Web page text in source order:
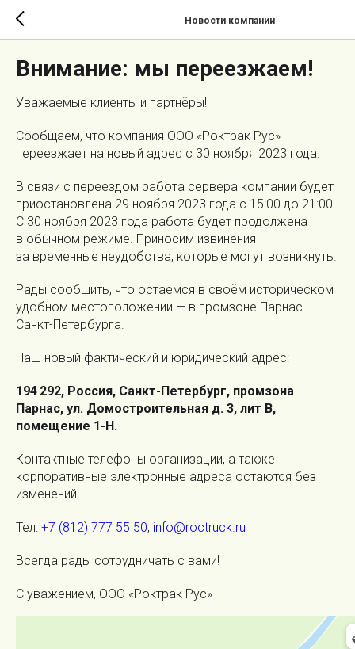
Новости компании
Внимание: мы переезжаем!
Уважаемые клиенты и партнёры!
Сообщаем, что компания ООО «Роктрак Рус»
переезжает на новый адрес с 30 ноября 2023 года.
В связи с переездом работа сервера компании будет
приостановлена 29 ноября 2023 года с 15:00 до 21:00.
С 30 ноября 2023 года работа будет продолжена
в обычном режиме. Приносим извинения
за временные неудобства, которые могут возникнуть.
Рады сообщить, что остаемся в своём историческом
удобном местоположении — в промзоне Парнас
Санкт-Петербурга.
Наш новый фактический и юридический адрес:
194 292, Россия, Санкт-Петербург, промзона
Парнас, ул. Домостроительная д. 3, лит В,
помещение 1-Н.
Контактные телефоны организации, а также
корпоративные электронные адреса остаются без
изменений.
Тел: +7 (812) 777 55 50, info@roctruck.ru
Всегда рады сотрудничать с вами!
С уважением, ООО «Роктрак Рус»